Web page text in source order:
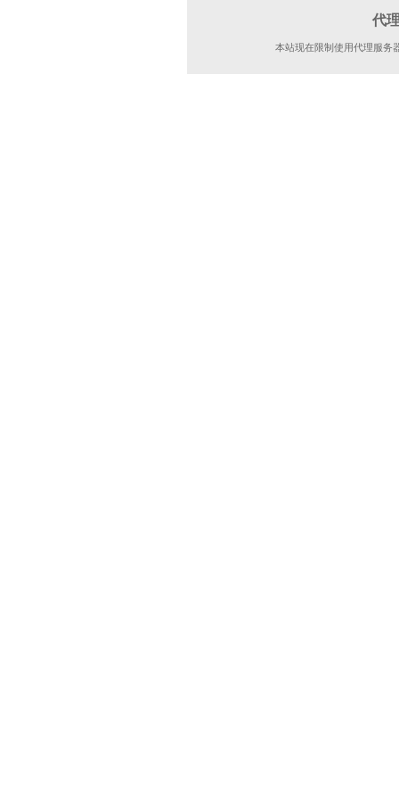
代
本站现在限制使用代理服务